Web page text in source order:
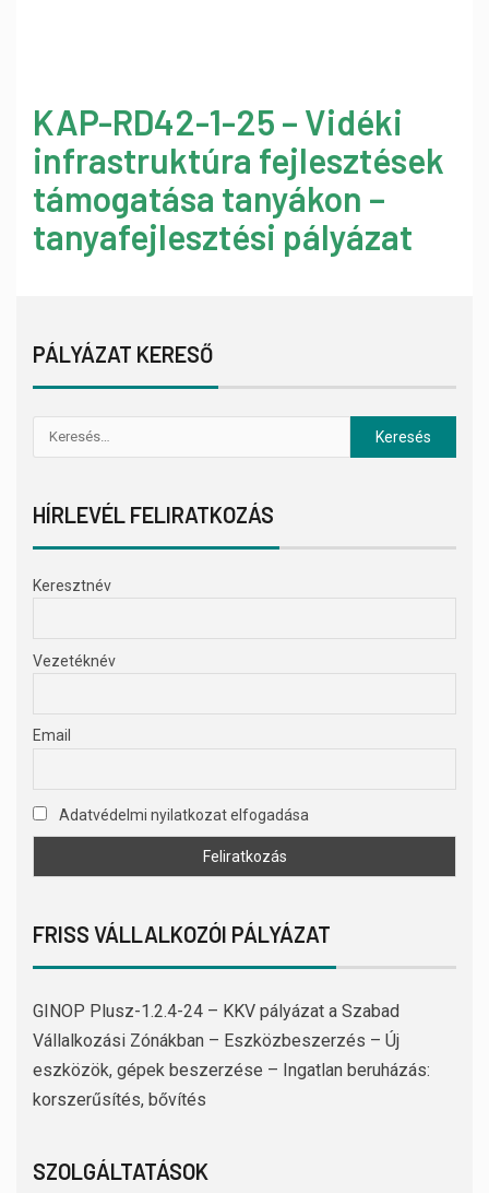
KAP-RD42-1-25 – Vidéki
infrastruktúra fejlesztések
támogatása tanyákon –
tanyafejlesztési pályázat
PÁLYÁZAT KERESŐ
HÍRLEVÉL FELIRATKOZÁS
Keresztnév
Vezetéknév
Email
Adatvédelmi nyilatkozat elfogadása
FRISS VÁLLALKOZÓI PÁLYÁZAT
GINOP Plusz-1.2.4-24 – KKV pályázat a Szabad
Vállalkozási Zónákban – Eszközbeszerzés – Új
eszközök, gépek beszerzése – Ingatlan beruházás:
korszerűsítés, bővítés
SZOLGÁLTATÁSOK